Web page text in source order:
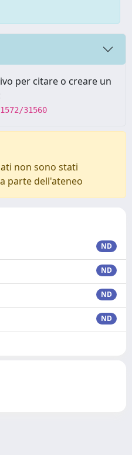
per citare o creare un
31560
non sono stati
parte dell'ateneo
ND
ND
ND
ND